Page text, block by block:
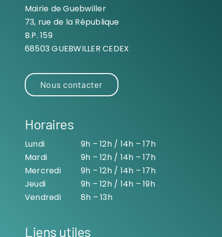
Mairie de Guebwiller
73, rue de la République
B.P. 159
68503 GUEBWILLER CEDEX
Nous contacter
Horaires
Lundi
9h – 12h / 14h – 17h
Mardi
9h – 12h / 14h – 17h
Mercredi
9h – 12h / 14h – 17h
Jeudi
9h – 12h / 14h – 19h
Vendredi
8h – 13h
Liens utiles